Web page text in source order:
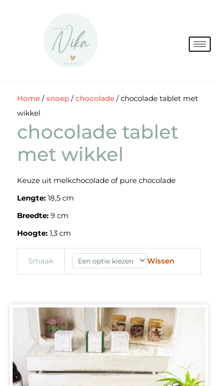
Home /snoep /chocolade / chocolade tablet met
wikkel
chocolade tablet
met wikkel
Keuze uit melkchocolade of pure chocolade
Lengte: 18,5 cm
Breedte: 9 cm
Hoogte: 1,3 cm
Smaak Wissen